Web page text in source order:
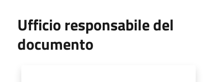
Ufficio responsabile del
documento